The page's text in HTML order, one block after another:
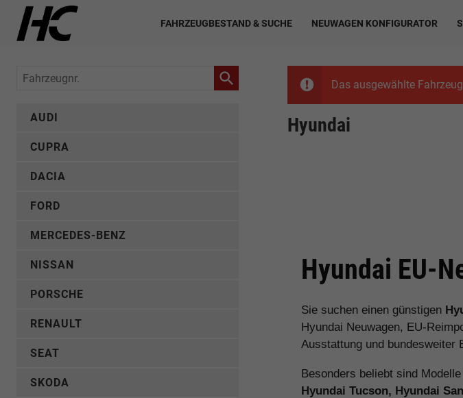
FAHRZEUGBESTAND & SUCHE NEUWAGEN KONFIGURATOR
Das ausgewählte
Hyundai
Hyundai EU-
Sie suchen einen günstigen
Hyundai Neuwagen, EU-
Ausstattung und bundesweiter
Besonders beliebt sind
Hyundai Tucson, Hyundai
Fahrzeugnr.
AUDI
CUPRA
DACIA
FORD
MERCEDES-BENZ
NISSAN
PORSCHE
RENAULT
SEAT
SKODA